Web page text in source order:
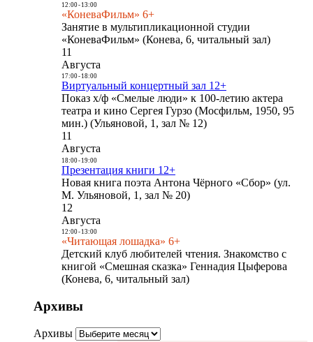
12:00- 13:00
«КоневаФильм» 6+
Занятие в мультипликационной студии
«КоневаФильм» (Конева, 6, читальный зал)
11
Августа
17:00- 18:00
Виртуальный концертный зал 12+
Показ х/ф «Смелые люди» к 100-летию актера
театра и кино Сергея Гурзо (Мосфильм, 1950, 95
мин.) (Ульяновой, 1, зал № 12)
11
Августа
18:00- 19:00
Презентация книги 12+
Новая книга поэта Антона Чёрного «Сбор» (ул.
М. Ульяновой, 1, зал № 20)
12
Августа
12:00- 13:00
«Читающая лошадка» 6+
Детский клуб любителей чтения. Знакомство с
книгой «Смешная сказка» Геннадия Цыферова
(Конева, 6, читальный зал)
Архивы
Архивы